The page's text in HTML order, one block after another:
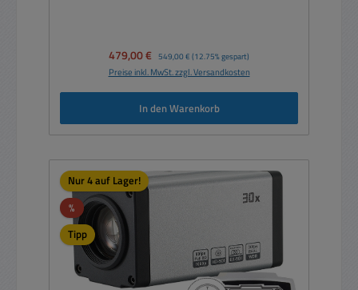
Verkaufspreis:
479,00 € Regulärer Preis:
549,00 € (12.75% gespart)
Preise inkl. MwSt. zzgl. Versandkosten
In den Warenkorb
Nur 4 auf Lager!
%Rabatt
Tipp